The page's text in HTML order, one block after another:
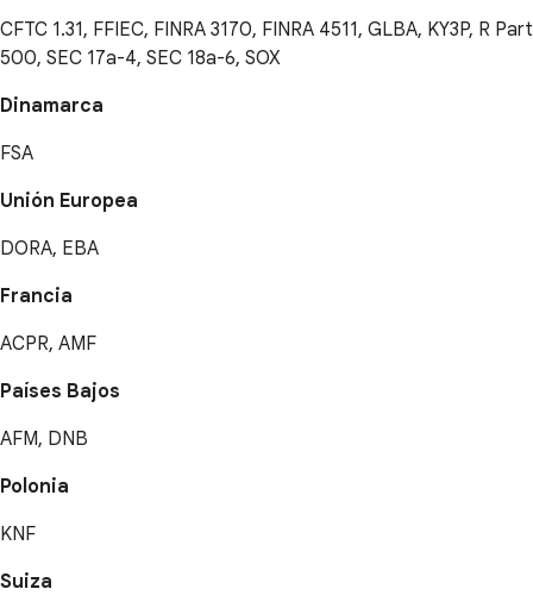
CFTC 1.31, FFIEC, FINRA 3170, FINRA 4511, GLBA, KY3P, R Part
500, SEC 17a-4, SEC 18a-6, SOX
Dinamarca
FSA
Unión Europea
DORA, EBA
Francia
ACPR, AMF
Países Bajos
AFM, DNB
Polonia
KNF
Suiza